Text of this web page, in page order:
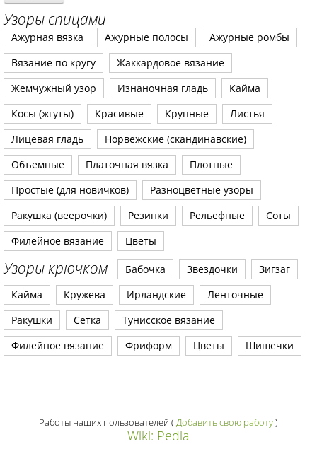
Узоры спицами
Ажурная вязка Ажурные полосы
Ажурные ромбы
Вязание по кругу
Жаккардовое вязание
Жемчужный узор
Изнаночная гладь
Кайма
Косы (жгуты)
Красивые Крупные
Листья
Лицевая гладь
Норвежские (скандинавские)
Объемные
Платочная вязка
Плотные
Простые (для новичков)
Разноцветные узоры
Ракушка (веерочки)
Резинки Рельефные
Соты
Филейное вязание
Цветы
Узоры крючком Бабочка Звездочки
Зигзаг
Кайма
Кружева Ирландские
Ленточные
Ракушки
Сетка
Тунисское вязание
Филейное вязание
Фриформ Цветы Шишечки
Работы наших пользователей ( Добавить свою работу)
Wiki: Pedia